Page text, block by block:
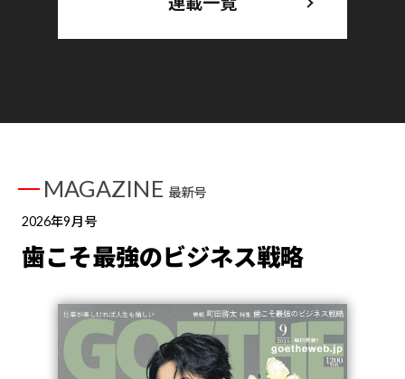
MAGAZINE 最新号
2026年9月号
歯こそ最強のビジネス戦略